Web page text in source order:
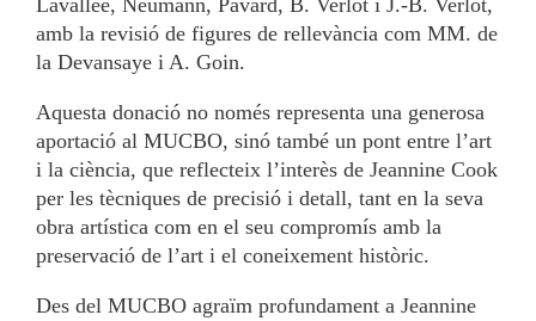
Lavallee, Neumann, Pavard, B. Verlot i J.-B. Verlot,
amb la revisió de figures de rellevància com MM. de
la Devansaye i A. Goin.
Aquesta donació no només representa una generosa
aportació al MUCBO, sinó també un pont entre l’art
i la ciència, que reflecteix l’interès de Jeannine Cook
per les tècniques de precisió i detall, tant en la seva
obra artística com en el seu compromís amb la
preservació de l’art i el coneixement històric.
Des del MUCBO agraïm profundament a Jeannine